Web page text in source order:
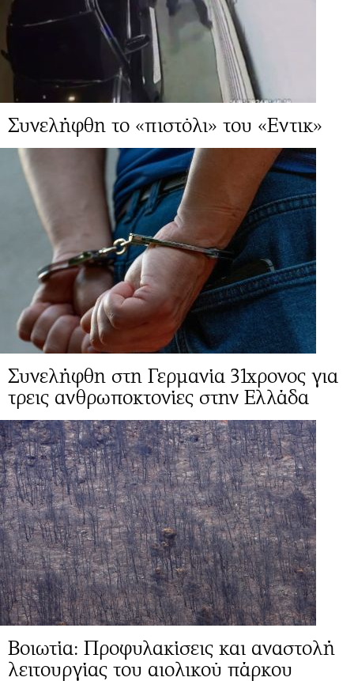
Συνελήφθη το «πιστόλι» του «Εντικ»
Συνελήφθη στη Γερμανία 31χρονος για
τρεις ανθρωποκτονίες στην Ελλάδα
Βοιωτία: Προφυλακίσεις και αναστολή
λειτουργίας του αιολικού πάρκου